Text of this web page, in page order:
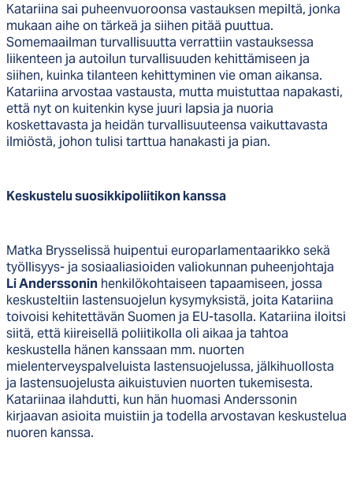
Katariina sai puheenvuoroonsa vastauksen mepiltä, jonka
mukaan aihe on tärkeä ja siihen pitää puuttua.
Somemaailman turvallisuutta verrattiin vastauksessa
liikenteen ja autoilun turvallisuuden kehittämiseen ja
siihen, kuinka tilanteen kehittyminen vie oman aikansa.
Katariina arvostaa vastausta, mutta muistuttaa napakasti,
että nyt on kuitenkin kyse juuri lapsia ja nuoria
koskettavasta ja heidän turvallisuuteensa vaikuttavasta
ilmiöstä, johon tulisi tarttua hanakasti ja pian.
Keskustelu suosikkipoliitikon kanssa
Matka Brysselissä huipentui europarlamentaarikko sekä
työllisyys- ja sosiaaliasioiden valiokunnan puheenjohtaja
Li Anderssonin henkilökohtaiseen tapaamiseen, jossa
keskusteltiin lastensuojelun kysymyksistä, joita Katariina
toivoisi kehitettävän Suomen ja EU-tasolla. Katariina iloitsi
siitä, että kiireisellä poliitikolla oli aikaa ja tahtoa
keskustella hänen kanssaan mm. nuorten
mielenterveyspalveluista lastensuojelussa, jälkihuollosta
ja lastensuojelusta aikuistuvien nuorten tukemisesta.
Katariinaa ilahdutti, kun hän huomasi Anderssonin
kirjaavan asioita muistiin ja todella arvostavan keskustelua
nuoren kanssa.